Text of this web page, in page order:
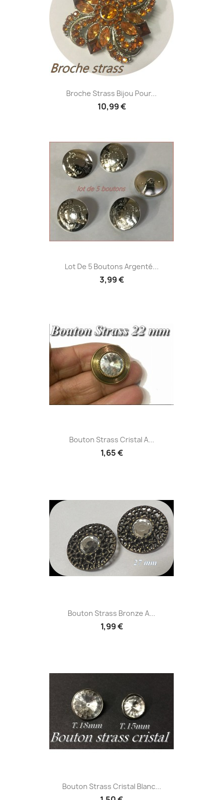
Broche Strass Bijou Pour...
10,99 €
Lot De 5 Boutons Argenté...
3,99 €
Bouton Strass Cristal A...
1,65 €
Bouton Strass Bronze A...
1,99 €
Bouton Strass Cristal Blanc...